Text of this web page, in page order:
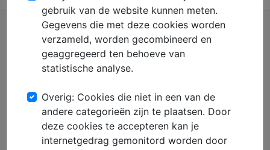
Mechanisatie